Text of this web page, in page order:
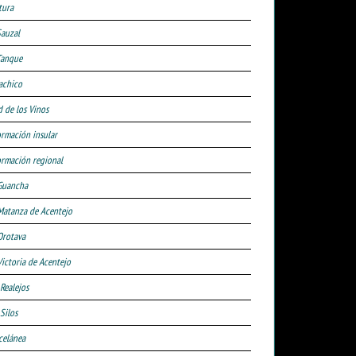
de los Vinos
insular
regional
de Acentejo
de Acentejo